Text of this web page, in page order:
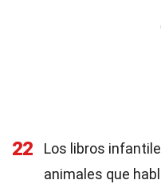
22
Los libros
animales que